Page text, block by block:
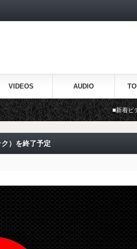
VIDEOS AUDIO
■新着ビデオ■ Flex
）を終了予定